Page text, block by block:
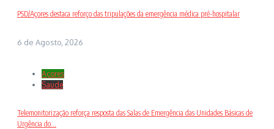
PSD/Açores destaca reforço das tripulações da emergência médica pré-hospitalar
6 de Agosto, 2026
Açores
Saude
Telemonitorização reforça resposta das Salas de Emergência das Unidades Básicas de
Urgência do...